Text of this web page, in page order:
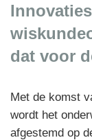
dat voor
Met de komst
wordt het
afgestemd op